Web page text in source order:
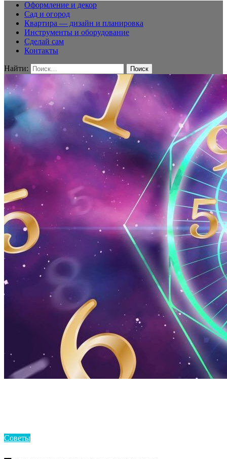
Оформление и декор
Сад и огород
Квартира — дизайн и планировка
Инструменты и оборудование
Сделай сам
Контакты
Найти:
Советы